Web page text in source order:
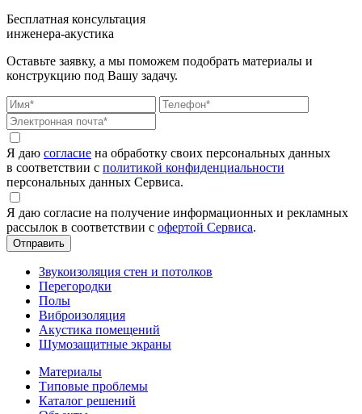
Бесплатная консультация
инженера-акустика
Оставьте заявку, а мы поможем подобрать материалы и
конструкцию под Вашу задачу.
Я даю согласие на обработку своих персональных данных
в соответствии с политикой конфиденциальности
персональных данных Сервиса.
Я даю согласие на получение информационных и рекламных
рассылок в соответствии с офертой Сервиса.
Звукоизоляция стен и потолков
Перегородки
Полы
Виброизоляция
Акустика помещений
Шумозащитные экраны
Материалы
Типовые проблемы
Каталог решений